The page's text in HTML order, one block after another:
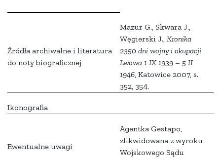
Źródła archiwalne i literatura
do noty biograficznej
Mazur G., Skwara J.,
Węgierski J., Kronika
2350 dni wojny i okupacji
Lwowa 1 IX 1939 – 5 II
1946, Katowice 2007, s.
352, 354.
Ikonografia
Ewentualne uwagi
Agentka Gestapo,
zlikwidowana z wyroku
Wojskowego Sądu